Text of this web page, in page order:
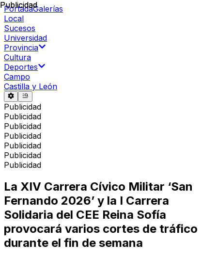
PortadaGalerías
Local
Sucesos
Universidad
Provincia
Cultura
Deportes
Campo
Castilla y León
Publicidad
Publicidad
Publicidad
Publicidad
Publicidad
Publicidad
Publicidad
Publicidad
La XIV Carrera Cívico Militar ‘San
Fernando 2026’ y la I Carrera
Solidaria del CEE Reina Sofía
provocará varios cortes de tráfico
durante el fin de semana
Publicidad